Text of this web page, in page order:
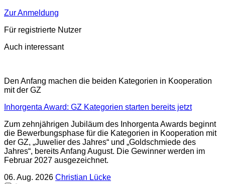
Zur Anmeldung
Für registrierte Nutzer
Auch interessant
Den Anfang machen die beiden Kategorien in Kooperation
mit der GZ
Inhorgenta Award: GZ Kategorien starten bereits jetzt
Zum zehnjährigen Jubiläum des Inhorgenta Awards beginnt
die Bewerbungsphase für die Kategorien in Kooperation mit
der GZ, „Juwelier des Jahres“ und „Goldschmiede des
Jahres“, bereits Anfang August. Die Gewinner werden im
Februar 2027 ausgezeichnet.
06. Aug. 2026 Christian Lücke